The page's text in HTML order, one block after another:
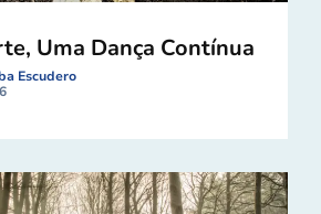
Uma Dança Contínua
Escudero